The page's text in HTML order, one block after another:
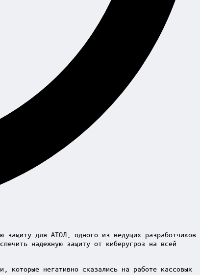
защиту для АТОЛ, одного из ведущих разработчиков
надежную защиту от киберугроз на всей
которые негативно сказались на работе кассовых